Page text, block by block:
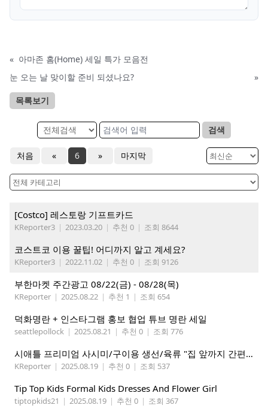
« 아마존 홈(Home) 세일 특가 모음전
눈 오는 날 맞이할 준비 되셨나요?
»
목록보기
검색
처음 « 6 » 마지막
[Costco] 레스토랑 기프트카드
KReporter3 | 2023.03.20 | 추천 0 | 조회 8644
코스트코 이용 꿀팁! 어디까지 알고 계세요?
KReporter3 | 2022.11.02 | 추천 0 | 조회 9126
부한마켓 주간광고 08/22(금) - 08/28(목)
KReporter | 2025.08.22 | 추천 1 | 조회 654
덕화명란 + 인스타그램 홍보 협업 튜브 명란 세일
seattlepollock | 2025.08.21 | 추천 0 | 조회 776
시애틀 프리미엄 사시미/구이용 생선/육류 "집 앞까지 간편하게" – 영오션샵닷컴
KReporter | 2025.08.19 | 추천 0 | 조회 537
Tip Top Kids Formal Kids Dresses And Flower Girl
tiptopkids21 | 2025.08.19 | 추천 0 | 조회 367